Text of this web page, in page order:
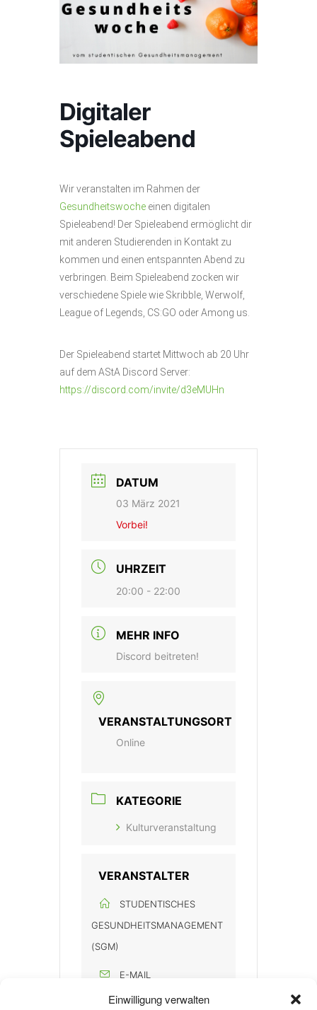
Einwilligung verwalten
Digitaler
Spieleabend
Wir veranstalten im Rahmen der
Gesundheitswoche einen digitalen
Spieleabend! Der Spieleabend ermöglicht dir
mit anderen Studierenden in Kontakt zu
kommen und einen entspannten Abend zu
verbringen. Beim Spieleabend zocken wir
verschiedene Spiele wie Skribble, Werwolf,
League of Legends, CS:GO oder Among us.
Der Spieleabend startet Mittwoch ab 20 Uhr
auf dem AStA Discord Server:
https://discord.com/invite/d3eMUHn
DATUM
03 März 2021
Vorbei!
UHRZEIT
20:00 - 22:00
MEHR INFO
Discord beitreten!
VERANSTALTUNGSORT
Online
KATEGORIE
Kulturveranstaltung
VERANSTALTER
STUDENTISCHES
GESUNDHEITSMANAGEMENT
(SGM)
E-MAIL
sgm@rwth-aachen.de